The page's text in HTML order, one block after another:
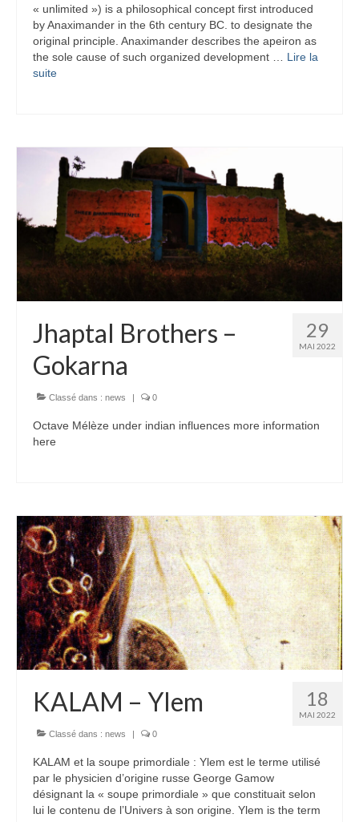
« unlimited ») is a philosophical concept first introduced
by Anaximander in the 6th century BC. to designate the
original principle. Anaximander describes the apeiron as
the sole cause of such organized development … Lire la
suite­­
29
MAI 2022
Jhaptal Brothers –
Gokarna
Classé dans : news | 0
Octave Mélèze under indian influences more information
here
18
MAI 2022
KALAM – Ylem
Classé dans : news | 0
KALAM et la soupe primordiale : Ylem est le terme utilisé
par le physicien d’origine russe George Gamow
désignant la « soupe primordiale » que constituait selon
lui le contenu de l’Univers à son origine. Ylem is the term